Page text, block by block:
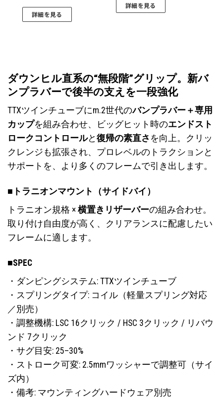
詳細を見る
に
は
複
数
の
バ
リ
エ
ー
ョ
ン
が
あ
オ
プ
シ
ョ
ン
は
商
品
ペ
ー
ジ
か
詳細を見る
は
複
数
の
バ
リ
エ
ー
シ
ン
あ
り
シ
ョ
商
ー
ら
ダウンヒル直系の“無段階”グリップ。新バ
ンプラバーで後半の支えを一段強化
TTXツインチューブにm.2世代のバンプラバー＋専用
カップを組み合わせ、ビッグヒット時のエンドスト
ロークコントロールと 復帰の素直さ を向上。クリッ
クレンジも拡張され、プロレベルのトラクションと
サポートを、より多くのフレームで引き出します。
■トラニオンマウント（サイドバイ）
トラニオン規格 × 横置きリザーバーの組み合わせ。
取り付け自由度が高く、クリアランスに配慮したい
フレームに適します。
■SPEC
・ダンピングシステム: TTXツインチューブ
・スプリングタイプ: コイル（軽量スプリング対応
／別売）
・調整機構: LSC 16クリック / HSC 3クリック / リバウ
ンド 7クリック
・サグ目安: 25–30%
・ストローク可変: 2.5mmワッシャーで調整可（サイ
ズ内）
・備考: マウンティングハードウェア別売